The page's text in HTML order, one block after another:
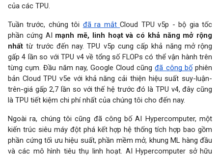
của các TPU.
Tuần trước, chúng tôi đã ra mắt Cloud TPU v5p - bộ gia tốc
phần cứng AI mạnh mẽ, linh hoạt và có khả năng mở rộng
nhất từ trước đến nay. TPU v5p cung cấp khả năng mở rộng
gấp 4 lần so với TPU v4 về tổng số FLOPs có thể vận hành trên
từng cụm. Đầu năm nay, Google Cloud cũng đã công bốphiên
bản Cloud TPU v5e với khả năng cải thiện hiệu suất suy-luận-
trên-giá gấp 2,7 lần so với thế hệ trước đó là TPU v4, đây cũng
là TPU tiết kiệm chi phí nhất của chúng tôi cho đến nay.
Ngoài ra, chúng tôi cũng đã công bố AI Hypercomputer, một
kiến trúc siêu máy đột phá kết hợp hệ thống tích hợp bao gồm
phần cứng tối ưu hiệu suất, phần mềm mở, khung ML hàng đầu
và các mô hình tiêu thụ linh hoạt. AI Hypercomputer sở hữu